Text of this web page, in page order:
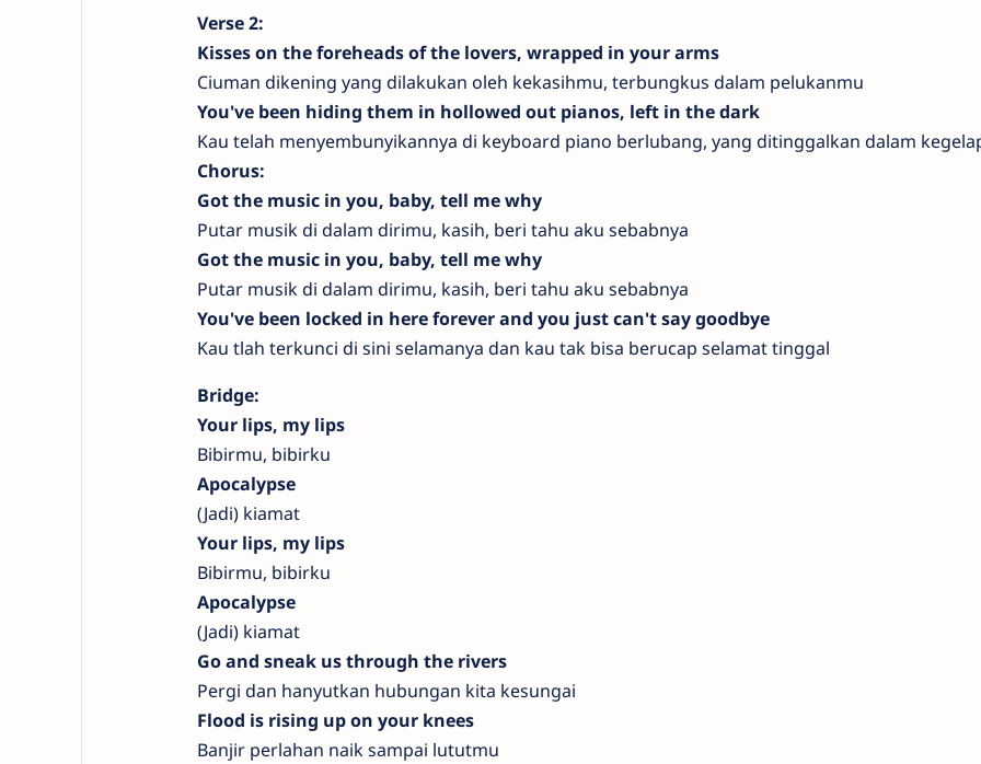
Verse 2:
Kisses on the foreheads of the lovers, wrapped in your arms
Ciuman dikening yang dilakukan oleh kekasihmu, terbungkus dalam pelukanmu
You've been hiding them in hollowed out pianos, left in the dark
Kau telah menyembunyikannya di keyboard piano berlubang, yang ditinggalkan dalam
Chorus:
Got the music in you, baby, tell me why
Putar musik di dalam dirimu, kasih, beri tahu aku sebabnya
Got the music in you, baby, tell me why
Putar musik di dalam dirimu, kasih, beri tahu aku sebabnya
You've been locked in here forever and you just can't say goodbye
Kau tlah terkunci di sini selamanya dan kau tak bisa berucap selamat tinggal
Bridge:
Your lips, my lips
Bibirmu, bibirku
Apocalypse
(Jadi) kiamat
Your lips, my lips
Bibirmu, bibirku
Apocalypse
(Jadi) kiamat
Go and sneak us through the rivers
Pergi dan hanyutkan hubungan kita kesungai
Flood is rising up on your knees
Banjir perlahan naik sampai lututmu